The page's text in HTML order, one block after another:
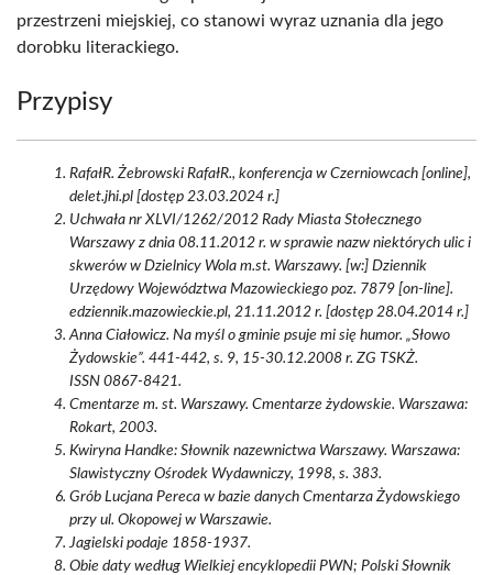
przestrzeni miejskiej, co stanowi wyraz uznania dla jego
dorobku literackiego.
Przypisy
RafałR. Żebrowski RafałR., konferencja w Czerniowcach [online],
delet.jhi.pl [dostęp 23.03.2024 r.]
Uchwała nr XLVI/1262/2012 Rady Miasta Stołecznego
Warszawy z dnia 08.11.2012 r. w sprawie nazw niektórych ulic i
skwerów w Dzielnicy Wola m.st. Warszawy. [w:] Dziennik
Urzędowy Województwa Mazowieckiego poz. 7879 [on-line].
edziennik.mazowieckie.pl, 21.11.2012 r. [dostęp 28.04.2014 r.]
Anna Ciałowicz. Na myśl o gminie psuje mi się humor. „Słowo
Żydowskie”. 441-442, s. 9, 15-30.12.2008 r. ZG TSKŻ.
ISSN 0867-8421.
Cmentarze m. st. Warszawy. Cmentarze żydowskie. Warszawa:
Rokart, 2003.
Kwiryna Handke: Słownik nazewnictwa Warszawy. Warszawa:
Slawistyczny Ośrodek Wydawniczy, 1998, s. 383.
Grób Lucjana Pereca w bazie danych Cmentarza Żydowskiego
przy ul. Okopowej w Warszawie.
Jagielski podaje 1858-1937.
Obie daty według Wielkiej encyklopedii PWN; Polski Słownik